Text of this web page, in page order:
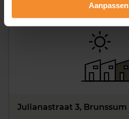
Aanpassen
Julianastraat 3, Brunssum